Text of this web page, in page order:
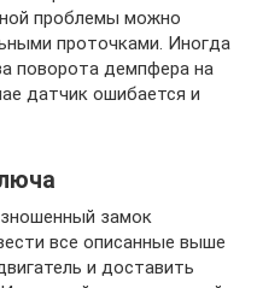
проблемы можно
проточками. Иногда
поворота демпфера на
датчик ошибается и
замок
все описанные выше
и доставить